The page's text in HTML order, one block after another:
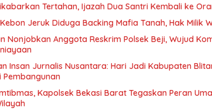
Tertahan, Ijazah Dua Santri Kembali ke
Jeruk Diduga Backing Mafia Tanah, Hak Milik
Nonjobkan Anggota Reskrim Polsek Beji, Wujud
Insan Jurnalis Nusantara: Hari Jadi Kabupaten
Pembangunan
Kapolsek Bekasi Barat Tegaskan Peran